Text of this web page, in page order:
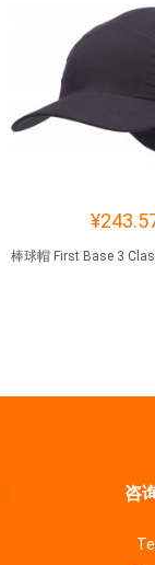
棒球帽 First Base 3
咨